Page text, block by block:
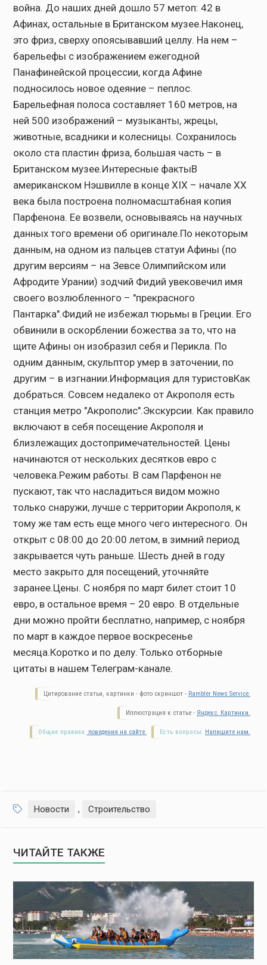
Цитирование статьи, картинки - фото скриншот - Rambler News Service.
Иллюстрация к статье - Яндекс. Картинки.
Есть вопросы. Напишите нам.
Общие правила поведения на сайте.
Новости , Строительство
ЧИТАЙТЕ ТАКЖЕ